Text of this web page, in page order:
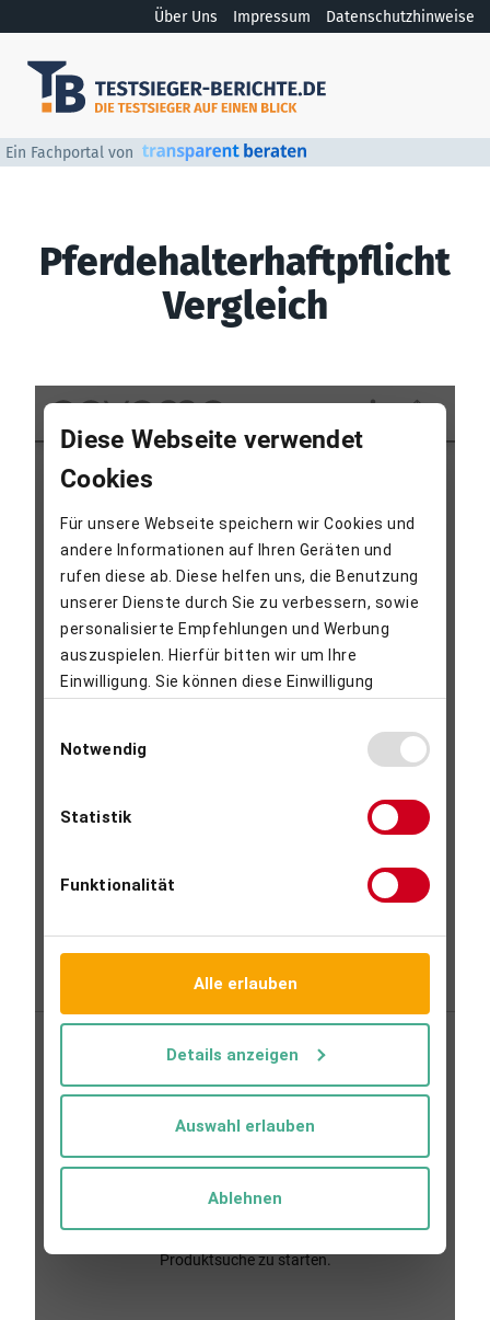
Über Uns Impressum Datenschutzhinweise
Ein Fachportal von
Pferdehalterhaftpflicht
Vergleich